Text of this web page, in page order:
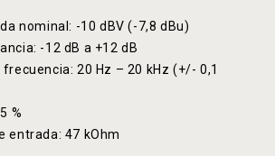
nominal: -10 dBV (-7,8 dBu)
-12 dB a +12 dB
frecuencia: 20 Hz – 20 kHz (+/- 0,1
%
entrada: 47 kOhm